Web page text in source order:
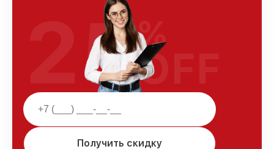
Получить скидку
25%
OFF